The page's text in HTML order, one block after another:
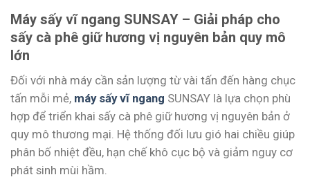
Máy sấy vĩ ngang SUNSAY – Giải pháp cho
sấy cà phê giữ hương vị nguyên bản quy mô
lớn
Đối với nhà máy cần sản lượng từ vài tấn đến hàng chục
tấn mỗi mẻ, máy sấy vĩ ngang SUNSAY là lựa chọn phù
hợp để triển khai sấy cà phê giữ hương vị nguyên bản ở
quy mô thương mại. Hệ thống đối lưu gió hai chiều giúp
phân bố nhiệt đều, hạn chế khô cục bộ và giảm nguy cơ
phát sinh mùi hầm.